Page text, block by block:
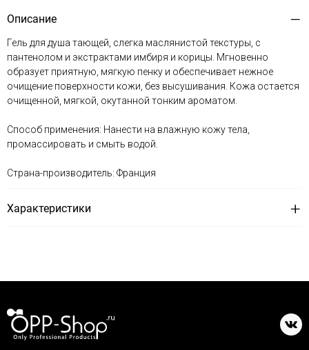
Описание
Гель для душа тающей, слегка маслянистой текстуры, с
пантенолом и экстрактами имбиря и корицы. Мгновенно
образует приятную, мягкую пенку и обеспечивает нежное
очищение поверхности кожи, без высушивания. Кожа остается
очищенной, мягкой, окутанной тонким ароматом.
Способ применения: Нанести на влажную кожу тела,
промассировать и смыть водой.
Страна-производитель: Франция
Характеристики